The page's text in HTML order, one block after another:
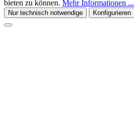
bieten zu können. Mehr Informationen ...
Nur technisch notwendige Konfigurieren